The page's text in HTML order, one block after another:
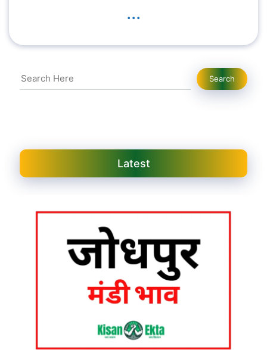
...
Search Search
Latest